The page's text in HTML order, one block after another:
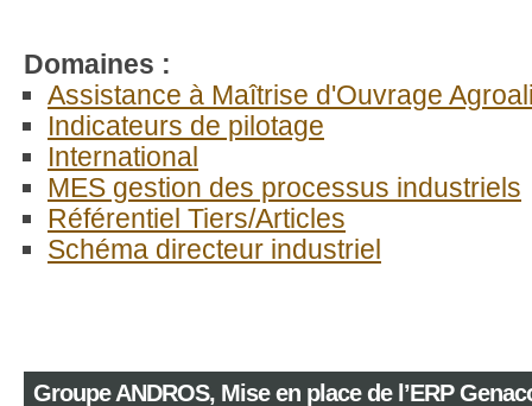
Domaines :
Assistance à Maîtrise d'Ouvrage
Indicateurs de pilotage
International
MES gestion des processus industriels
Référentiel Tiers/Articles
Schéma directeur industriel
Groupe ANDROS, Mise en place de l’ERP